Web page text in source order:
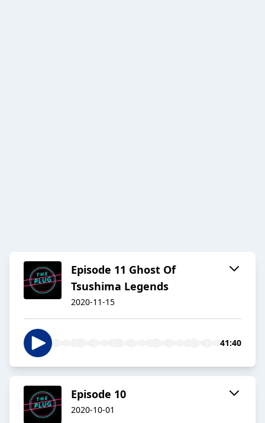
Episode 11 Ghost Of
Tsushima Legends
2020-11-15
41:40
Episode 10
2020-10-01